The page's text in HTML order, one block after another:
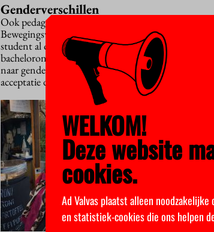
Genderverschillen
Ook pedagoog
Bewegingswetenschappen, is te bescheiden om
student al op, toen ze in 2014 bij de uitreiking van
bacheloronderzoek van Nederland en Vlaanderen,
naar genderverschillen tussen kleuters op het
acceptatie door leeftijdsgenoten.
WELKOM!
Deze website
cookies.
Ad Valvas plaatst alleen
en statistiek-cookies die ons helpen